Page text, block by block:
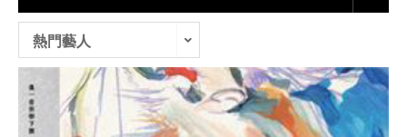
熱門藝人